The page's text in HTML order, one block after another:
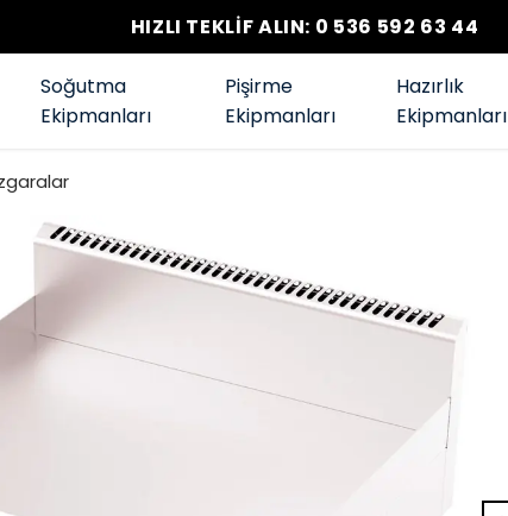
HIZLI TEKLİF ALIN: 0 536 592 63 44
Soğutma
Ekipmanları
Pişirme
Ekipmanları
Hazırlık
Ekipmanları